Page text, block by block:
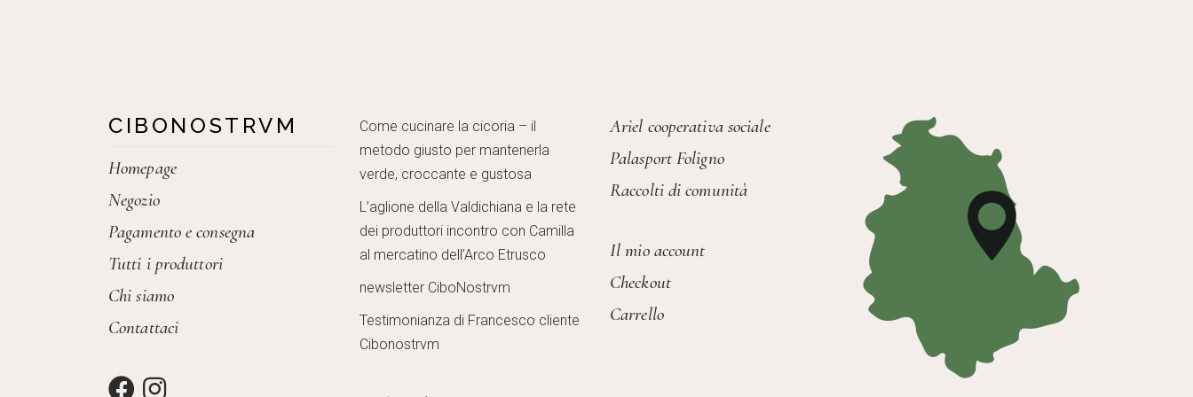
CIBONOSTRVM
Homepage
Negozio
Pagamento e consegna
Tutti i produttori
Chi siamo
Contattaci
Come cucinare la cicoria – il
metodo giusto per mantenerla
verde, croccante e gustosa
L’aglione della Valdichiana e la rete
dei produttori incontro con Camilla
al mercatino dell’Arco Etrusco
newsletter CiboNostrvm
Testimonianza di Francesco cliente
Cibonostrvm
Ariel cooperativa sociale
Palasport Foligno
Raccolti di comunità
Il mio account
Checkout
Carrello